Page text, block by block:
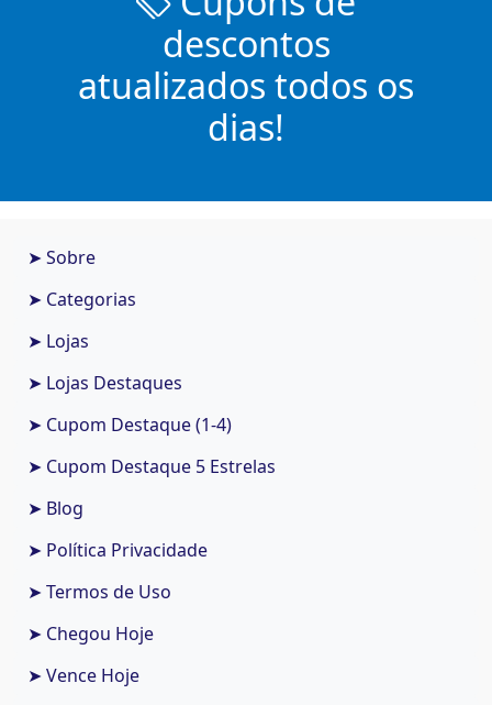
descontos
atualizados todos os
dias!
➤ Sobre
➤ Categorias
➤ Lojas
➤ Lojas Destaques
➤ Cupom Destaque (1-4)
➤ Cupom Destaque 5 Estrelas
➤ Blog
➤ Política Privacidade
➤ Termos de Uso
➤ Chegou Hoje
➤ Vence Hoje